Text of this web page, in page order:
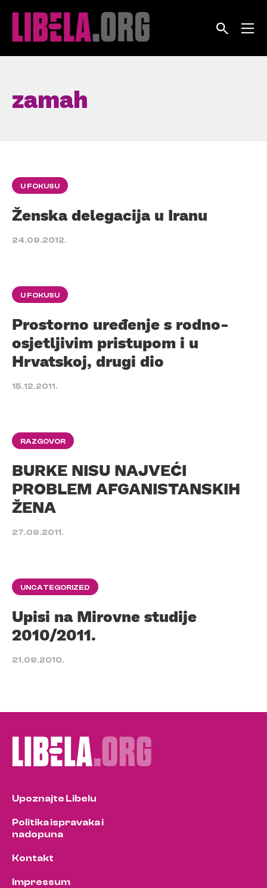
zamah
U FOKUSU
Ženska delegacija u Iranu
24.09.2012.
U FOKUSU
Prostorno uređenje s rodno-
osjetljivim pristupom i u
Hrvatskoj, drugi dio
15.12.2011.
RAZGOVOR
BURKE NISU NAJVEĆI
PROBLEM AFGANISTANSKIH
ŽENA
27.09.2011.
UNCATEGORIZED
Upisi na Mirovne studije
2010/2011.
21.09.2010.
Upoznajte Libelu
Politika ispravaka i
nadopuna
Kontakt
Impressum